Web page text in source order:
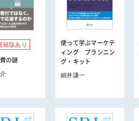
籍版あり
の謎
使って学ぶマーケテ
ィング プランニン
グ・キット
細井謙一